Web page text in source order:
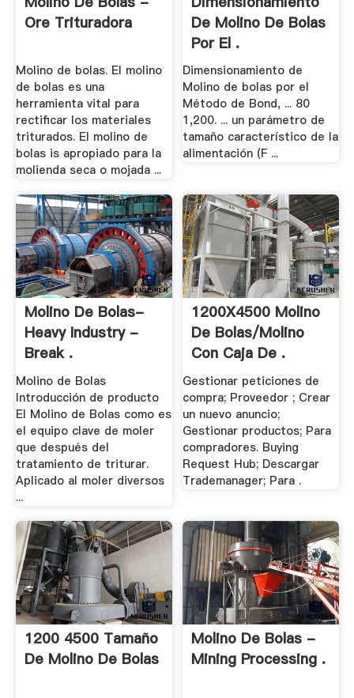
Ore Trituradora
Molino de bolas. El molino
de bolas es una
herramienta vital para
rectificar los materiales
triturados. El molino de
bolas is apropiado para la
molienda seca o mojada ...
De Molino De Bolas
Por El .
Dimensionamiento de
Molino de bolas por el
Método de Bond, ... 80
1,200. ... un parámetro de
tamaño característico de la
alimentación (F ...
Molino De Bolas-
Heavy Industry -
Break .
Molino de Bolas
Introducción de producto
El Molino de Bolas como es
el equipo clave de moler
que después del
tratamiento de triturar.
Aplicado al moler diversos
...
1200X4500 Molino
De Bolas/Molino
Con Caja De .
Gestionar peticiones de
compra; Proveedor ; Crear
un nuevo anuncio;
Gestionar productos; Para
compradores. Buying
Request Hub; Descargar
Trademanager; Para .
1200 4500 Tamaño
De Molino De Bolas
Molino De Bolas -
Mining Processing .